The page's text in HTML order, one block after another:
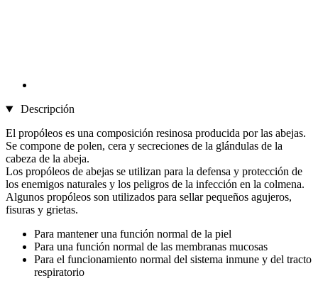
Descripción
El propóleos es una composición resinosa producida por las abejas.
Se compone de polen, cera y secreciones de la glándulas de la
cabeza de la abeja.
Los propóleos de abejas se utilizan para la defensa y protección de
los enemigos naturales y los peligros de la infección en la colmena.
Algunos propóleos son utilizados para sellar pequeños agujeros,
fisuras y grietas.
Para mantener una función normal de la piel
Para una función normal de las membranas mucosas
Para el funcionamiento normal del sistema inmune y del tracto
respiratorio